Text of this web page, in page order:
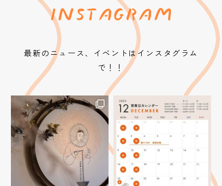
最新のニュース、イベントはインスタグラム
で！！